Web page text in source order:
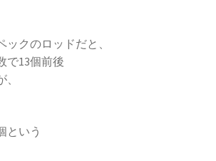
クのロッドだと、
で13個前後
という